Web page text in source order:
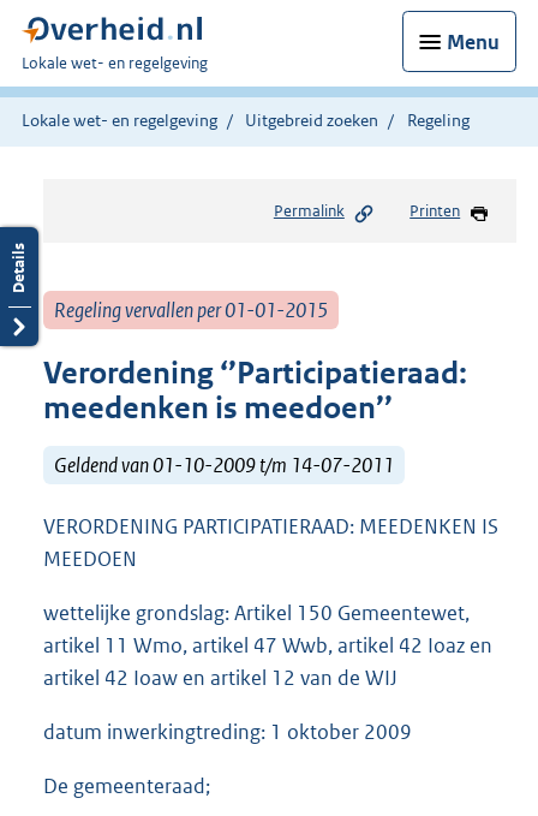
Menu
U
bent
hier:
Lokale wet- en regelgeving
Lokale wet- en regelgeving Uitgebreid zoeken Regeling
Permalink Printen
Regeling vervallen per 01-01-2015
Verordening ‘’Participatieraad:
meedenken is meedoen’’
Geldend van 01-10-2009 t/m 14-07-2011
VERORDENING PARTICIPATIERAAD: MEEDENKEN IS
MEEDOEN
wettelijke grondslag: Artikel 150 Gemeentewet,
artikel 11 Wmo, artikel 47 Wwb, artikel 42 Ioaz en
artikel 42 Ioaw en artikel 12 van de WIJ
datum inwerkingtreding: 1 oktober 2009
De gemeenteraad;